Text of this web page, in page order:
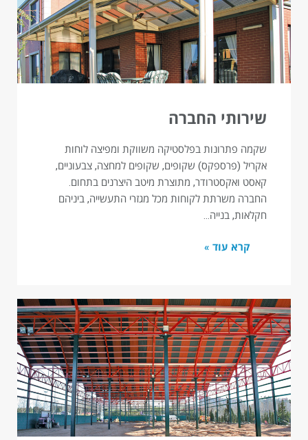
שירותי החברה
שקמה פתרונות בפלסטיקה משווקת ומפיצה לוחות
אקריל (פרספקס) שקופים, שקופים למחצה, צבעוניים,
קאסט ואקסטרודר, מתוצרת מיטב היצרנים בתחום.
החברה משרתת לקוחות מכל מגזרי התעשייה, ביניהם
חקלאות, בנייה…
קרא עוד »